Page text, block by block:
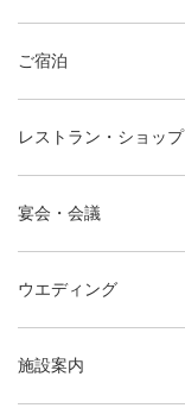
ご宿泊
レストラン・ショップ
宴会・会議
ウエディング
施設案内